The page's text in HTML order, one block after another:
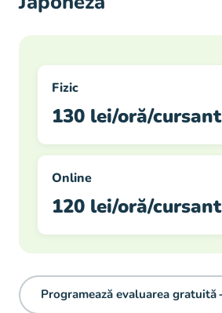
Fizic
130 lei/oră/cursant
Online
120 lei/oră/cursant
Programează evaluarea gratuită